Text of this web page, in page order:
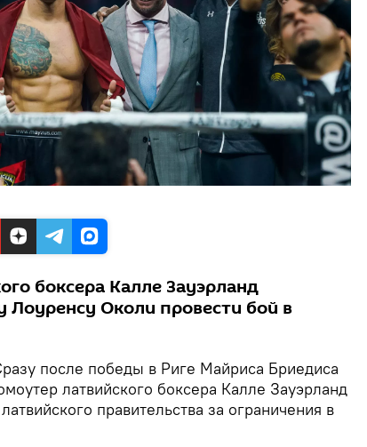
боксера Калле Зауэрланд
Околи провести бой в
после победы в Риге Майриса Бриедиса
латвийского боксера Калле Зауэрланд
правительства за ограничения в